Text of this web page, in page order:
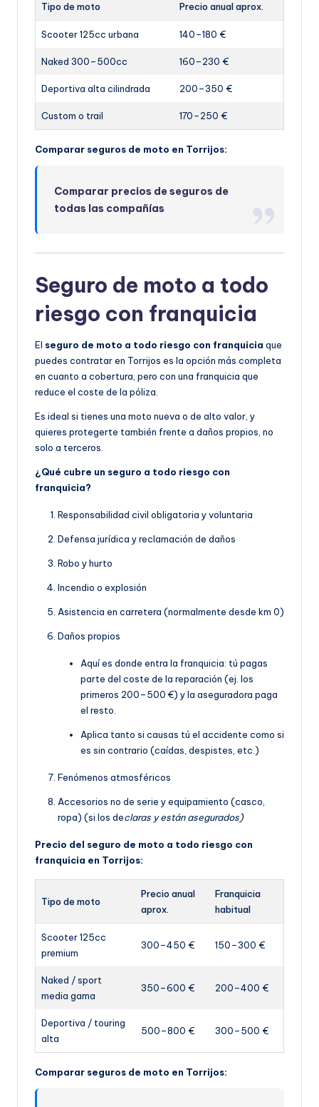
Tipo de moto Precio anual aprox.
Scooter 125cc urbana 140–180 €
Naked 300–500cc 160–230 €
Deportiva alta cilindrada 200–350 €
Custom o trail 170–250 €
Comparar seguros de moto en Torrijos:
Comparar precios de seguros de
todas las compañías
Seguro de moto a todo
riesgo con franquicia
El seguro de moto a todo riesgo con franquicia que
puedes contratar en Torrijos es la opción más completa
en cuanto a cobertura, pero con una franquicia que
reduce el coste de la póliza.
Es ideal si tienes una moto nueva o de alto valor, y
quieres protegerte también frente a daños propios, no
solo a terceros.
¿Qué cubre un seguro a todo riesgo con
franquicia?
Responsabilidad civil obligatoria y voluntaria
Defensa jurídica y reclamación de daños
Robo y hurto
Incendio o explosión
Asistencia en carretera (normalmente desde km 0)
Daños propios
Aquí es donde entra la franquicia: tú pagas
parte del coste de la reparación (ej. los
primeros 200–500 €) y la aseguradora paga
el resto.
Aplica tanto si causas tú el accidente como si
es sin contrario (caídas, despistes, etc.)
Fenómenos atmosféricos
Accesorios no de serie y equipamiento (casco,
ropa) (si los declaras y están asegurados)
Precio del seguro de moto a todo riesgo con
franquicia en Torrijos:
Tipo de moto
Precio anual
aprox.
Franquicia
habitual
Scooter 125cc
premium
300–450 € 150–300 €
Naked / sport
media gama
350–600 € 200–400 €
Deportiva / touring
alta
500–800 € 300–500 €
Comparar seguros de moto en Torrijos: